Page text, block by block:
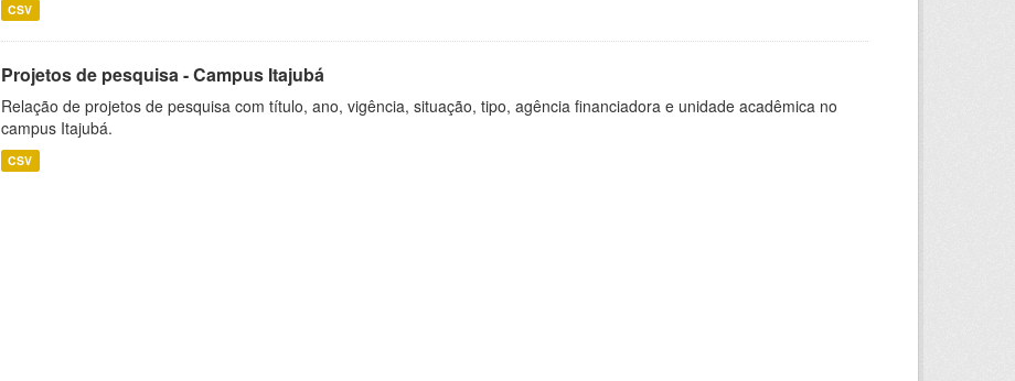
CSV
Projetos de pesquisa - Campus Itajubá
Relação de projetos de pesquisa com título, ano, vigência, situação, tipo, agência financiadora e unidade acadêmica no
campus Itajubá.
CSV